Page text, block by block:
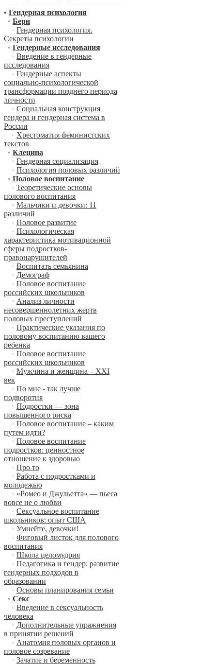
• Гендерная психология
• Берн
• Гендерная психология.
Секреты психологии
• Гендерные исследования
• Введение в гендерные
исследования
• Гендерные аспекты
социально-психологической
трансформации позднего периода
личности
• Социальная конструкция
гендера и гендерная система в
России
• Хрестоматия феминистских
текстов
• Клецина
• Гендерная социализация
• Психология половых различий
• Половое воспитание
• Теоретические основы
полового воспитания
• Мальчики и девочки: 11
различий
• Половое развитие
• Психологическая
характеристика мотивационной
сферы подростков-
правонарушителей
• Воспитать семьянина
• Демограф
• Половое воспитание
российских школьников
• Анализ личности
несовершеннолетних жертв
половых преступлений
• Практические указания по
половому воспитанию вашего
ребенка
• Половое воспитание
российских школьников
• Мужчина и женщина – XXI
век
• По мне - так лучше
подворотня
• Подростки — зона
повышенного риска
• Половое воспитание – каким
путем идти?
• Половое воспитание
подростков: ценностное
отношение к здоровью
• Про то
• Работа с подростками и
молодежью
• «Ромео и Джульетта» — пьеса
вовсе не о любви
• Сексуальное воспитание
школьников: опыт США
• Умнейте, девочки!
• Фиговый листок для полового
воспитания
• Школа целомудрия
• Педагогика и гендер: развитие
гендерных подходов в
образовании
• Основы планирования семьи
• Секс
• Введение в сексуальность
человека
• Дополнительные упражнения
в принятии решений
• Анатомия половых органов и
половое созревание
• Зачатие и беременность